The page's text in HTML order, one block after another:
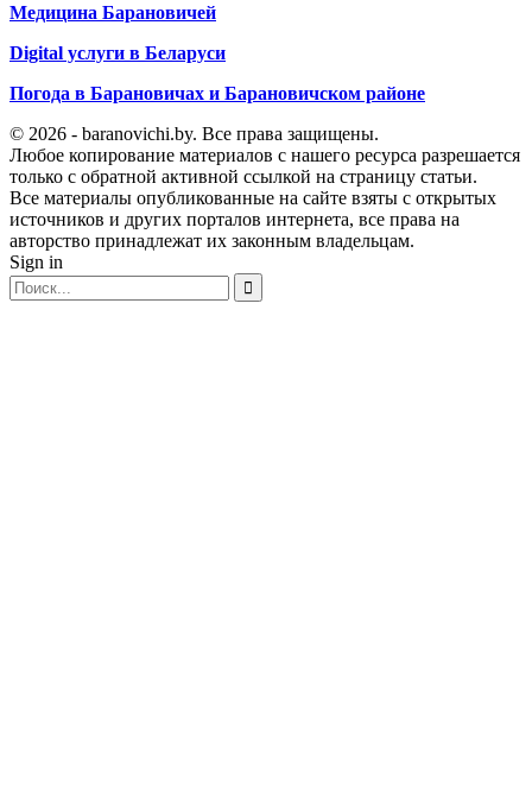
Медицина Барановичей
Digital услуги в Беларуси
Погода в Барановичах и Барановичском районе
© 2026 - baranovichi.by. Все права защищены.
Любое копирование материалов с нашего ресурса разрешается
только с обратной активной ссылкой на страницу статьи.
Все материалы опубликованные на сайте взяты с открытых
источников и других порталов интернета, все права на
авторство принадлежат их законным владельцам.
Sign in